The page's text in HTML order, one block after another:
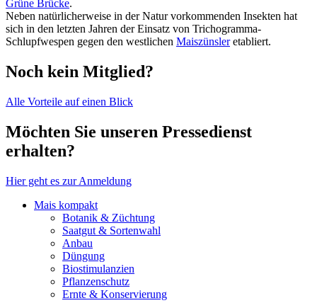
Grüne Brücke.
Neben natürlicherweise in der Natur vorkommenden Insekten hat
sich in den letzten Jahren der Einsatz von Trichogramma-
Schlupfwespen gegen den westlichen Maiszünsleretabliert.
Noch kein Mitglied?
Alle Vorteile auf einen Blick
Möchten Sie unseren Pressedienst
erhalten?
Hier geht es zur Anmeldung
Mais kompakt
Botanik & Züchtung
Saatgut & Sortenwahl
Anbau
Düngung
Biostimulanzien
Pflanzenschutz
Ernte & Konservierung